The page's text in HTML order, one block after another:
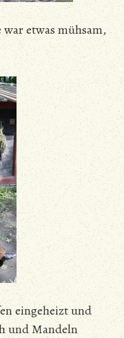
etwas mühsam,
eingeheizt und
und Mandeln